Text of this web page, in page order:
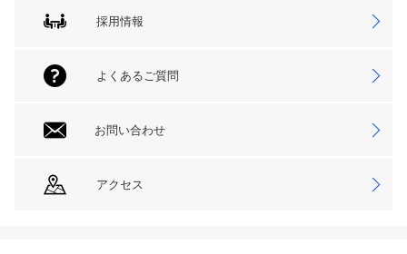
採用情報
よくあるご質問
お問い合わせ
アクセス